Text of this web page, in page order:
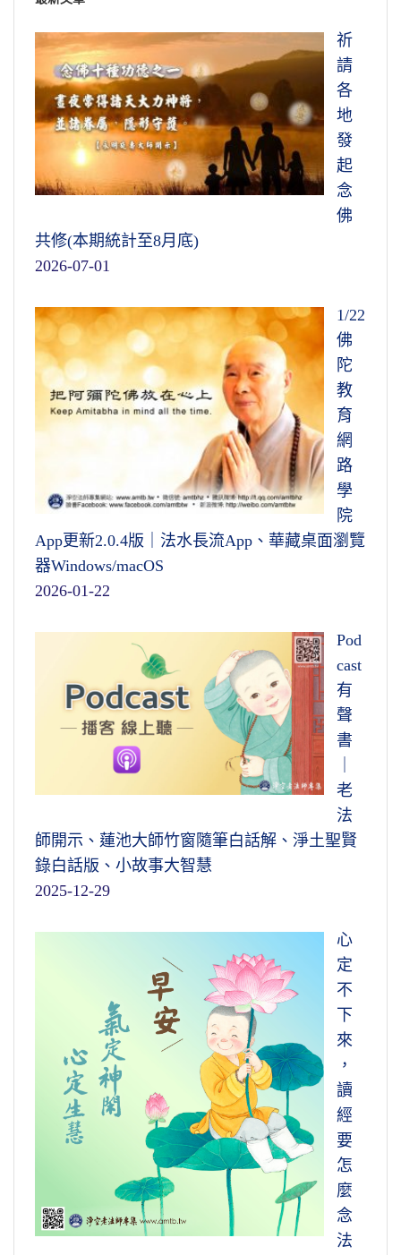
祈
請
各
地
發
起
念
佛
共修(本期統計至8月底)
2026-07-01
1/22
佛
陀
教
育
網
路
學
院
App更新2.0.4版｜法水長流App、華藏桌面瀏覽
器Windows/macOS
2026-01-22
Pod
cast
有
聲
書
老
法
師開示、蓮池大師竹窗隨筆白話解、淨土聖賢
錄白話版、小故事大智慧
2025-12-29
心
定
不
下
來
，
讀
經
要
怎
麼
念
法